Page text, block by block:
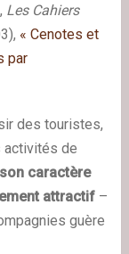
Les Cahiers
« Cenotes et
par
des touristes,
activités de
caractère
attractif–
guère